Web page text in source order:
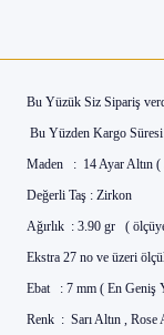
Bu Yüzük Siz Sipariş
Bu Yüzden Kargo
Maden : 14 Ayar Altın (
Değerli Taş : Zirkon
Ağırlık : 3.90 gr (
Ekstra 27 no ve üzeri
Ebat : 7 mm ( En Geniş
Renk : Sarı Altın , Rose